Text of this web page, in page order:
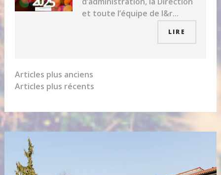
et toute l’équipe de l&r...
LIRE
Navigation
des
Articles plus anciens
Articles plus récents